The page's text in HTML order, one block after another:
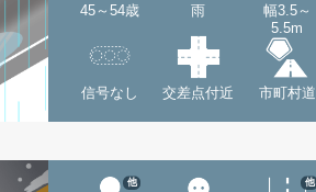
45～54歳 雨
幅3.5～
5.5m
信号なし 交差点付近 市町村道
他 他